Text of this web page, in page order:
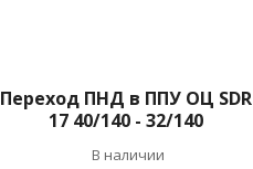
Переход ПНД в ППУ ОЦ SDR
17 40/140 - 32/140
В наличии